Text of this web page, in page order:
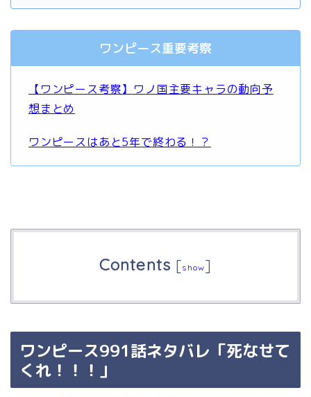
ワンピース重要考察
【ワンピース考察】ワノ国主要キャラの動向予
想まとめ
ワンピースはあと5年で終わる！？
Contents [show]
ワンピース991話ネタバレ「死なせて
くれ！！！」